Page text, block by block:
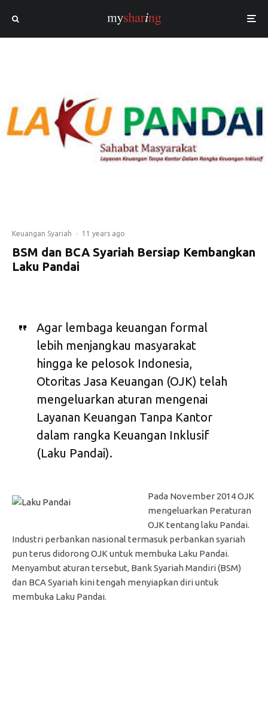
Keuangan Syariah · 11 years ago
BSM dan BCA Syariah Bersiap Kembangkan
Laku Pandai
Agar lembaga keuangan formal
lebih menjangkau masyarakat
hingga ke pelosok Indonesia,
Otoritas Jasa Keuangan (OJK) telah
mengeluarkan aturan mengenai
Layanan Keuangan Tanpa Kantor
dalam rangka Keuangan Inklusif
(Laku Pandai).
Pada November 2014 OJK
mengeluarkan Peraturan
OJK tentang laku Pandai.
Industri perbankan nasional termasuk perbankan syariah
pun terus didorong OJK untuk membuka Laku Pandai.
Menyambut aturan tersebut, Bank Syariah Mandiri (BSM)
dan BCA Syariah kini tengah menyiapkan diri untuk
membuka Laku Pandai.